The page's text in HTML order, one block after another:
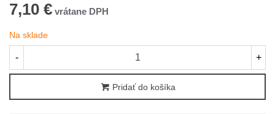
7,10 €
Na sklade
- +
Pridať do košíka